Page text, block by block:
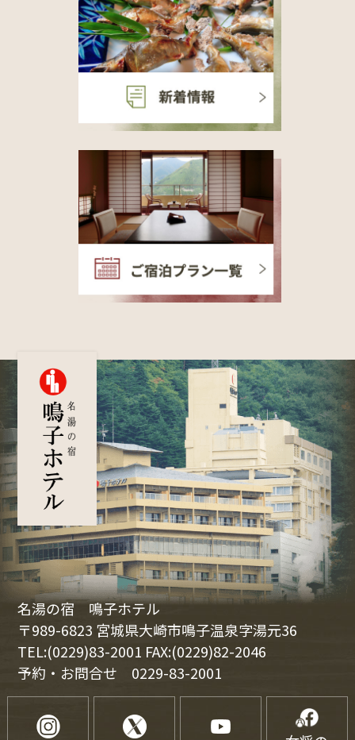
名湯の宿 鳴子ホテル
〒989-6823 宮城県大崎市鳴子温泉字湯元36
TEL:(0229)83-2001 FAX:(0229)82-2046
予約・お問合せ 0229-83-2001